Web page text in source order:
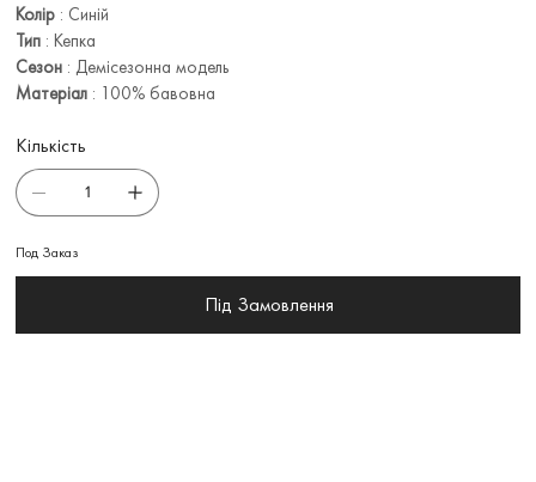
Колір : Синій
Тип : Кепка
Сезон : Демісезонна модель
Матеріал : 100% бавовна
Кількість
Под Заказ
Під Замовлення